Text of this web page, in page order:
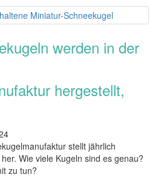
werden in der
hergestellt,
stellt jährlich
Wie viele Kugeln sind es genau?
zu tun?